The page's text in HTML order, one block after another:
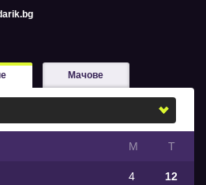
Мачове
М Т
4 12